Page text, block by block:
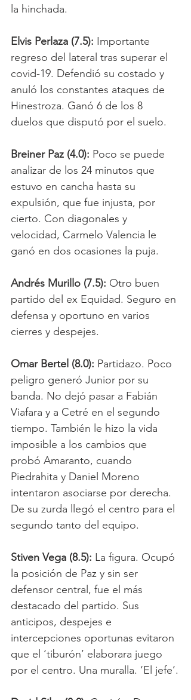
la hinchada.
Elvis Perlaza (7.5): Importante
regreso del lateral tras superar el
covid-19. Defendió su costado y
anuló los constantes ataques de
Hinestroza. Ganó 6 de los 8
duelos que disputó por el suelo.
Breiner Paz (4.0): Poco se puede
analizar de los 24 minutos que
estuvo en cancha hasta su
expulsión, que fue injusta, por
cierto. Con diagonales y
velocidad, Carmelo Valencia le
ganó en dos ocasiones la puja.
Andrés Murillo (7.5): Otro buen
partido del ex Equidad. Seguro en
defensa y oportuno en varios
cierres y despejes.
Omar Bertel (8.0): Partidazo. Poco
peligro generó Junior por su
banda. No dejó pasar a Fabián
Viafara y a Cetré en el segundo
tiempo. También le hizo la vida
imposible a los cambios que
probó Amaranto, cuando
Piedrahita y Daniel Moreno
intentaron asociarse por derecha.
De su zurda llegó el centro para el
segundo tanto del equipo.
Stiven Vega (8.5): La figura. Ocupó
la posición de Paz y sin ser
defensor central, fue el más
destacado del partido. Sus
anticipos, despejes e
intercepciones oportunas evitaron
que el ‘tiburón’ elaborara juego
por el centro. Una muralla. ‘El jefe’.